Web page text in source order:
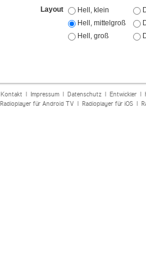
Layout
Hell, klein
Hell, mittelgroß
Hell, groß
Kontakt| Impressum| Datenschutz| Entwickler|
Radioplayer für Android TV| Radioplayer für iOS|